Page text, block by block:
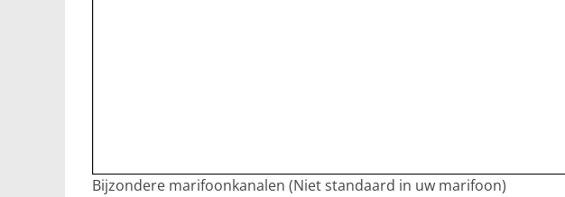
Bijzondere marifoonkanalen (Niet standaard in uw marifoon)